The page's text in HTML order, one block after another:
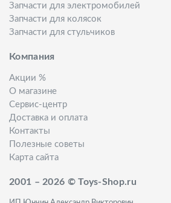
Запчасти для электромобилей
Запчасти для колясок
Запчасти для стульчиков
Компания
Акции %
О магазине
Сервис-центр
Доставка и оплата
Контакты
Полезные советы
Карта сайта
2001 – 2026 © Toys-Shop.ru